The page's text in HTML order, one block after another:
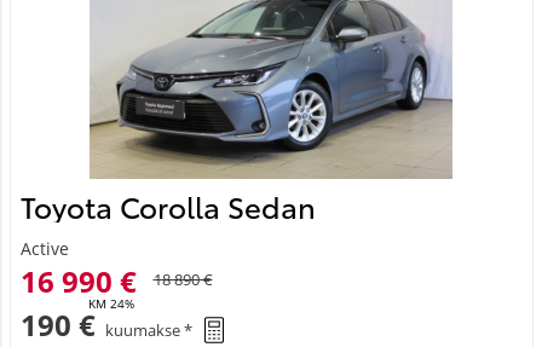
Toyota Corolla Sedan
Active
16 990 €
KM 24%
18 890 €
190 € kuumakse *